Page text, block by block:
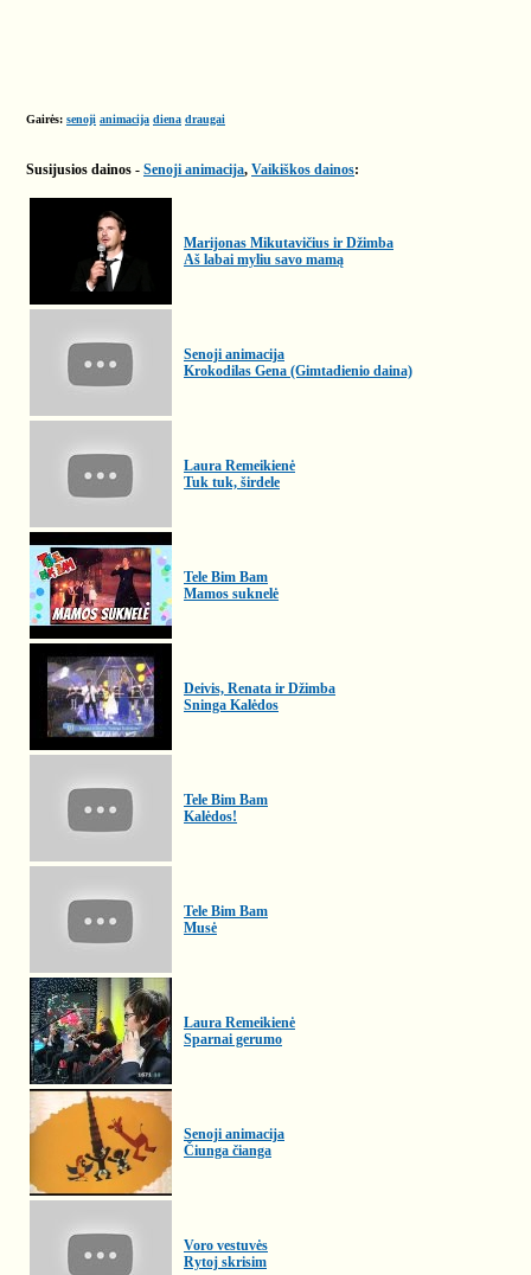
Gairės: senoji animacija diena draugai
Susijusios dainos - Senoji animacija, Vaikiškos dainos:
Marijonas Mikutavičius ir Džimba
Aš labai myliu savo mamą
Senoji animacija
Krokodilas Gena (Gimtadienio daina)
Laura Remeikienė
Tuk tuk, širdele
Tele Bim Bam
Mamos suknelė
Deivis, Renata ir Džimba
Sninga Kalėdos
Tele Bim Bam
Kalėdos!
Tele Bim Bam
Musė
Laura Remeikienė
Sparnai gerumo
Senoji animacija
Čiunga čianga
Voro vestuvės
Rytoj skrisim